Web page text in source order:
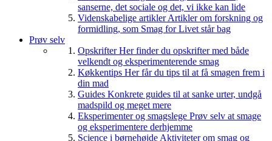
sanserne, det sociale og det, vi ikke kan lide
Videnskabelige artiklerArtikler om forskning og
formidling, som Smag for Livet står bag
Prøv selv
OpskrifterHer finder du opskrifter med både
velkendt og eksperimenterende smag
Køkkentips Her får du tips til at få smagen frem i
din mad
Guides Konkrete guides til at sanke urter, undgå
madspild og meget mere
Eksperimenter og smagslege Prøv selv at smage
og eksperimentere derhjemme
Science i børnehøjde Aktiviteter om smag og